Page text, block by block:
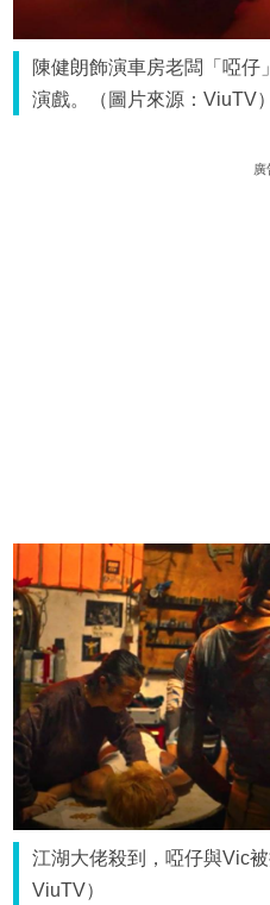
陳健朗飾演車房老闆「啞仔
演戲。（圖片來源：ViuTV）
廣
江湖大佬殺到，啞仔與Vic
ViuTV）